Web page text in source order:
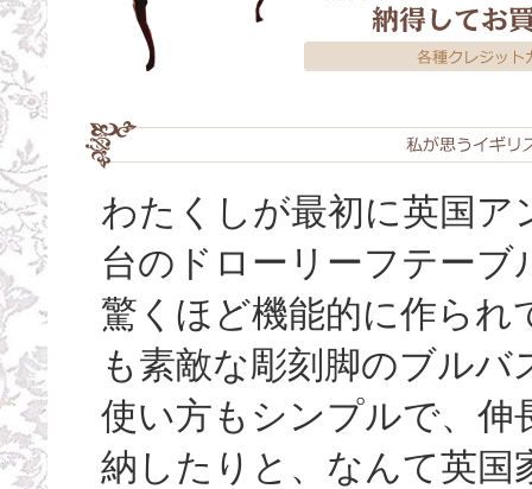
わたくしが最初に英国
台のドローリーフテーブ
驚くほど機能的に作ら
も素敵な彫刻脚のブル
使い方もシンプルで、伸
納したりと、なんて英国